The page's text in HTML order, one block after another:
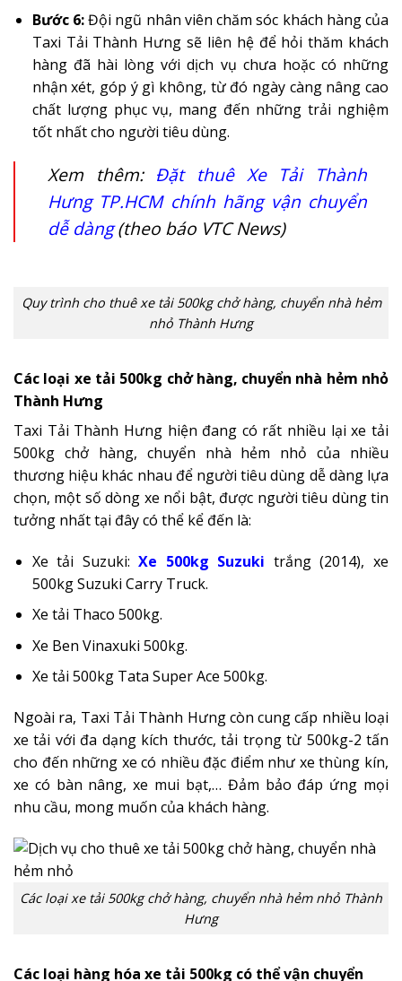
Bước 6:Đội ngũ nhân viên chăm sóc khách hàng của
Taxi Tải Thành Hưng sẽ liên hệ để hỏi thăm khách
hàng đã hài lòng với dịch vụ chưa hoặc có những
nhận xét, góp ý gì không, từ đó ngày càng nâng cao
chất lượng phục vụ, mang đến những trải nghiệm
tốt nhất cho người tiêu dùng.
Xem thêm: Đặt thuê Xe Tải Thành
Hưng TP.HCM chính hãng vận chuyển
dễ dàng(theo báo VTC News)
Quy trình cho thuê xe tải 500kg chở hàng, chuyển nhà hẻm
nhỏ Thành Hưng
Các loại xe tải 500kg chở hàng, chuyển nhà hẻm nhỏ
Thành Hưng
Taxi Tải Thành Hưng hiện đang có rất nhiều lại xe tải
500kg chở hàng, chuyển nhà hẻm nhỏ của nhiều
thương hiệu khác nhau để người tiêu dùng dễ dàng lựa
chọn, một số dòng xe nổi bật, được người tiêu dùng tin
tưởng nhất tại đây có thể kể đến là:
Xe tải Suzuki:Xe 500kg Suzuki trắng (2014), xe
500kg Suzuki Carry Truck.
Xe tải Thaco 500kg.
Xe Ben Vinaxuki 500kg.
Xe tải 500kg Tata Super Ace 500kg.
Ngoài ra, Taxi Tải Thành Hưng còn cung cấp nhiều loại
xe tải với đa dạng kích thước, tải trọng từ 500kg-2 tấn
cho đến những xe có nhiều đặc điểm như xe thùng kín,
xe có bàn nâng, xe mui bạt,… Đảm bảo đáp ứng mọi
nhu cầu, mong muốn của khách hàng.
Các loại xe tải 500kg chở hàng, chuyển nhà hẻm nhỏ Thành
Hưng
Các loại hàng hóa xe tải 500kg có thể vận chuyển